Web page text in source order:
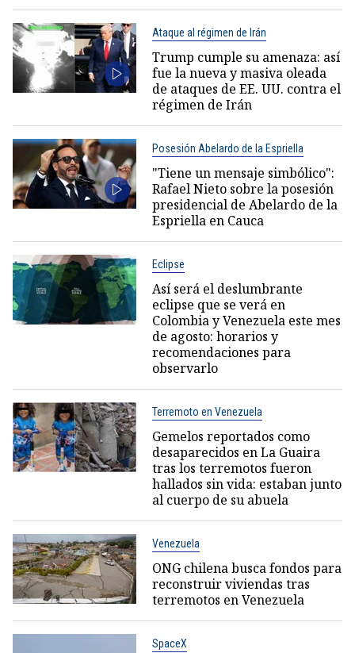
Ataque al régimen de Irán
Trump cumple su amenaza: así
fue la nueva y masiva oleada
de ataques de EE. UU. contra el
régimen de Irán
Posesión Abelardo de la Espriella
"Tiene un mensaje simbólico":
Rafael Nieto sobre la posesión
presidencial de Abelardo de la
Espriella en Cauca
Eclipse
Así será el deslumbrante
eclipse que se verá en
Colombia y Venezuela este mes
de agosto: horarios y
recomendaciones para
observarlo
Terremoto en Venezuela
Gemelos reportados como
desaparecidos en La Guaira
tras los terremotos fueron
hallados sin vida: estaban junto
al cuerpo de su abuela
Venezuela
ONG chilena busca fondos para
reconstruir viviendas tras
terremotos en Venezuela
SpaceX